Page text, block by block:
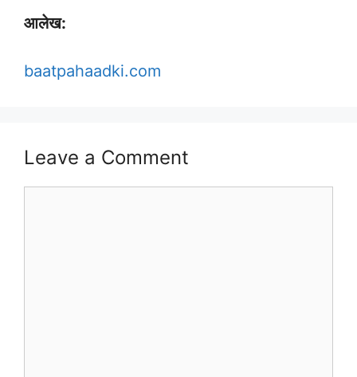
आलेख:
baatpahaadki.com
Leave a Comment